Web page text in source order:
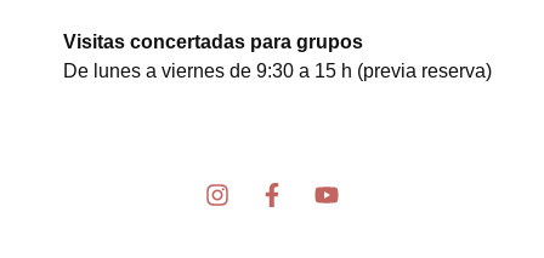
Visitas concertadas para grupos
De lunes a viernes de 9:30 a 15 h (previa reserva)
I
F
Y